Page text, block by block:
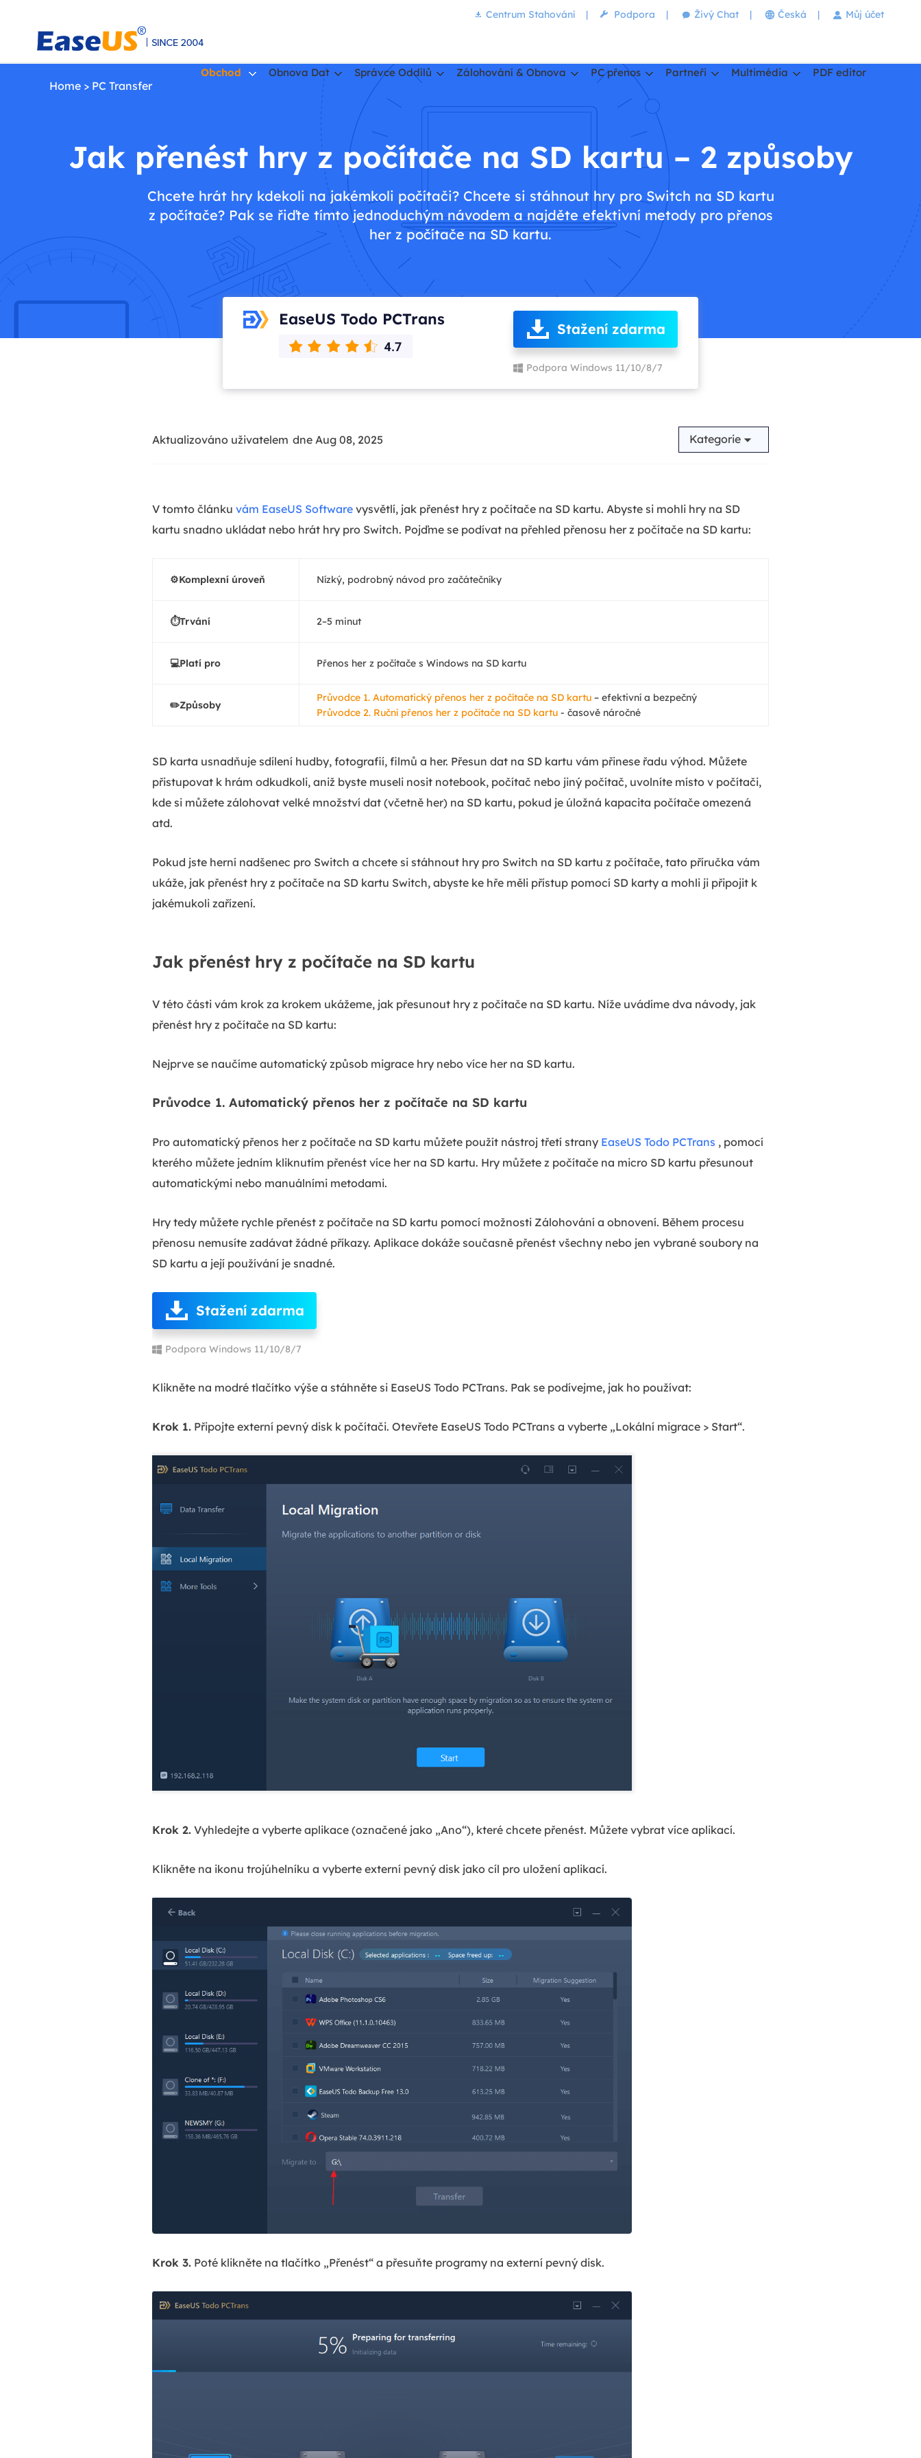
Centrum Stahování | Podpora | Živý Chat | Česká | Můj účet
Obchod Obnova Dat Správce Oddílů Zálohování & Obnova PC přenos Partneři Multimédia PDF editor
Home > PC Transfer
Jak přenést hry z počítače na SD kartu – 2 způsoby
Chcete hrát hry kdekoli na jakémkoli počítači? Chcete si stáhnout hry pro Switch na SD kartu
z počítače? Pak se řiďte tímto jednoduchým návodem a najděte efektivní metody pro přenos
her z počítače na SD kartu.
EaseUS Todo PCTrans
Stažení zdarma
Podpora Windows 11/10/8/7
Aktualizováno uživatelem dne Aug 08, 2025 Kategorie
V tomto článku vám EaseUS Software vysvětlí, jak přenést hry z počítače na SD kartu. Abyste si mohli hry na SD
kartu snadno ukládat nebo hrát hry pro Switch. Pojďme se podívat na přehled přenosu her z počítače na SD kartu:
⚙️Komplexní úroveň Nízký, podrobný návod pro začátečníky
⏱️Trvání 2–5 minut
💻Platí pro Přenos her z počítače s Windows na SD kartu
✏️Způsoby
Průvodce 1. Automatický přenos her z počítače na SD kartu – efektivní a bezpečný
Průvodce 2. Ruční přenos her z počítače na SD kartu - časově náročné
SD karta usnadňuje sdílení hudby, fotografií, filmů a her. Přesun dat na SD kartu vám přinese řadu výhod. Můžete
přistupovat k hrám odkudkoli, aniž byste museli nosit notebook, počítač nebo jiný počítač, uvolníte místo v počítači,
kde si můžete zálohovat velké množství dat (včetně her) na SD kartu, pokud je úložná kapacita počítače omezená
atd.
Pokud jste herní nadšenec pro Switch a chcete si stáhnout hry pro Switch na SD kartu z počítače, tato příručka vám
ukáže, jak přenést hry z počítače na SD kartu Switch, abyste ke hře měli přístup pomocí SD karty a mohli ji připojit k
jakémukoli zařízení.
Jak přenést hry z počítače na SD kartu
V této části vám krok za krokem ukážeme, jak přesunout hry z počítače na SD kartu. Níže uvádíme dva návody, jak
přenést hry z počítače na SD kartu:
Nejprve se naučíme automatický způsob migrace hry nebo více her na SD kartu.
Průvodce 1. Automatický přenos her z počítače na SD kartu
Pro automatický přenos her z počítače na SD kartu můžete použít nástroj třetí strany EaseUS Todo PCTrans , pomocí
kterého můžete jedním kliknutím přenést více her na SD kartu. Hry můžete z počítače na micro SD kartu přesunout
automatickými nebo manuálními metodami.
Hry tedy můžete rychle přenést z počítače na SD kartu pomocí možnosti Zálohování a obnovení. Během procesu
přenosu nemusíte zadávat žádné příkazy. Aplikace dokáže současně přenést všechny nebo jen vybrané soubory na
SD kartu a její používání je snadné.
Stažení zdarma
Podpora Windows 11/10/8/7
Klikněte na modré tlačítko výše a stáhněte si EaseUS Todo PCTrans. Pak se podívejme, jak ho používat:
Krok 1. Připojte externí pevný disk k počítači. Otevřete EaseUS Todo PCTrans a vyberte „Lokální migrace > Start“.
Krok 2. Vyhledejte a vyberte aplikace (označené jako „Ano“), které chcete přenést. Můžete vybrat více aplikací.
Klikněte na ikonu trojúhelníku a vyberte externí pevný disk jako cíl pro uložení aplikací.
Krok 3. Poté klikněte na tlačítko „Přenést“ a přesuňte programy na externí pevný disk.